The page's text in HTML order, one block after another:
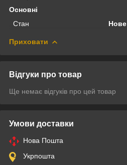
Основні
Стан
Нове
Приховати
Відгуки про товар
Ще немає відгуків про цей товар
Умови доставки
Нова Пошта
Укрпошта